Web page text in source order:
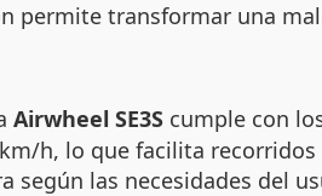
permite transformar una
Airwheel SE3S cumple con
h, lo que facilita
según las necesidades del